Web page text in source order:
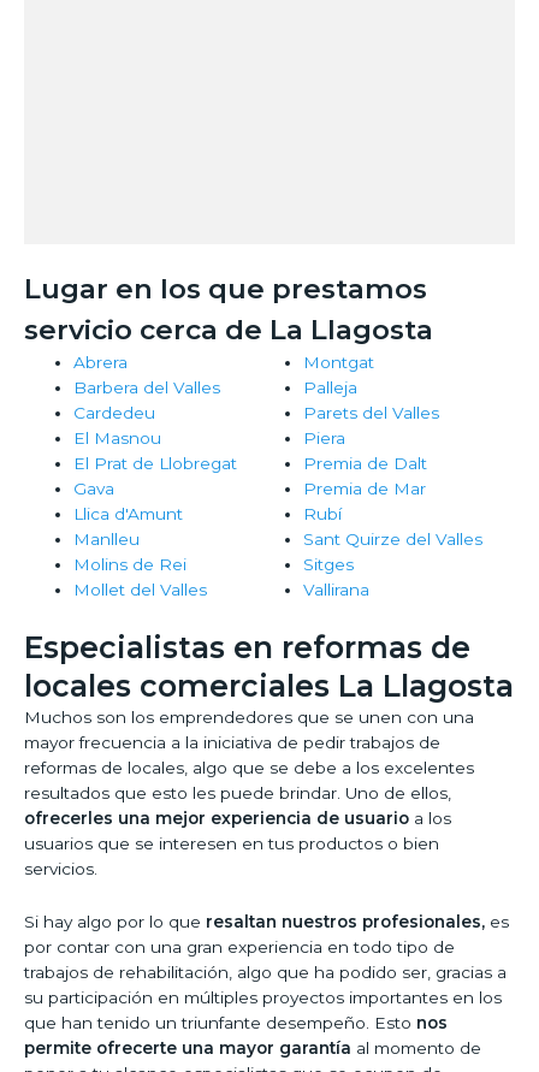
Lugar en los que prestamos
servicio cerca de La Llagosta
Abrera
Barbera del Valles
Cardedeu
El Masnou
El Prat de Llobregat
Gava
Llica d'Amunt
Manlleu
Molins de Rei
Mollet del Valles
Montgat
Palleja
Parets del Valles
Piera
Premia de Dalt
Premia de Mar
Rubí
Sant Quirze del Valles
Sitges
Vallirana
Especialistas en reformas de
locales comerciales La Llagosta
Muchos son los emprendedores que se unen con una
mayor frecuencia a la iniciativa de pedir trabajos de
reformas de locales, algo que se debe a los excelentes
resultados que esto les puede brindar. Uno de ellos,
ofrecerles una mejor experiencia de usuario a los
usuarios que se interesen en tus productos o bien
servicios.
Si hay algo por lo que resaltan nuestros profesionales, es
por contar con una gran experiencia en todo tipo de
trabajos de rehabilitación, algo que ha podido ser, gracias a
su participación en múltiples proyectos importantes en los
que han tenido un triunfante desempeño. Esto nos
permite ofrecerte una mayor garantía al momento de